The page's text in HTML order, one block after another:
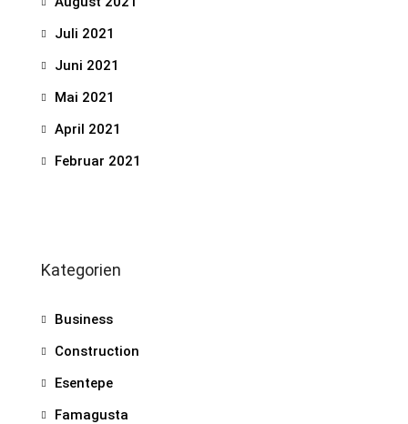
Juli 2021
Juni 2021
Mai 2021
April 2021
Februar 2021
Kategorien
Business
Construction
Esentepe
Famagusta